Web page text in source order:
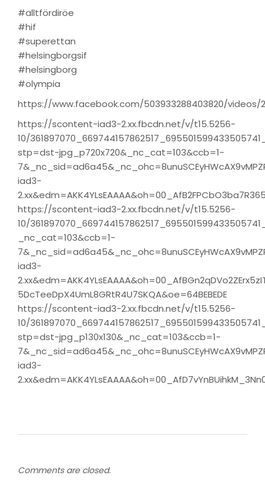
#alltfördiröe
#hif
#superettan
#helsingborgsif
#helsingborg
#olympia
https://www.facebook.com/503933288403820/videos/
https://scontent-iad3-2.xx.fbcdn.net/v/t15.5256-
10/
stp=dst-jpg_p720x720&_nc_cat=103&ccb=1-
iad3-
https://scontent-iad3-2.xx.fbcdn.net/v/t15.5256-
10/
_nc_cat=103&ccb=1-
iad3-
5DcTeeDpX4UmL8GRtR4U7SKQA&oe=64BEBEDE
https://scontent-iad3-2.xx.fbcdn.net/v/t15.5256-
10/
stp=dst-jpg_p130x130&_nc_cat=103&ccb=1-
iad3-
Comments are closed.